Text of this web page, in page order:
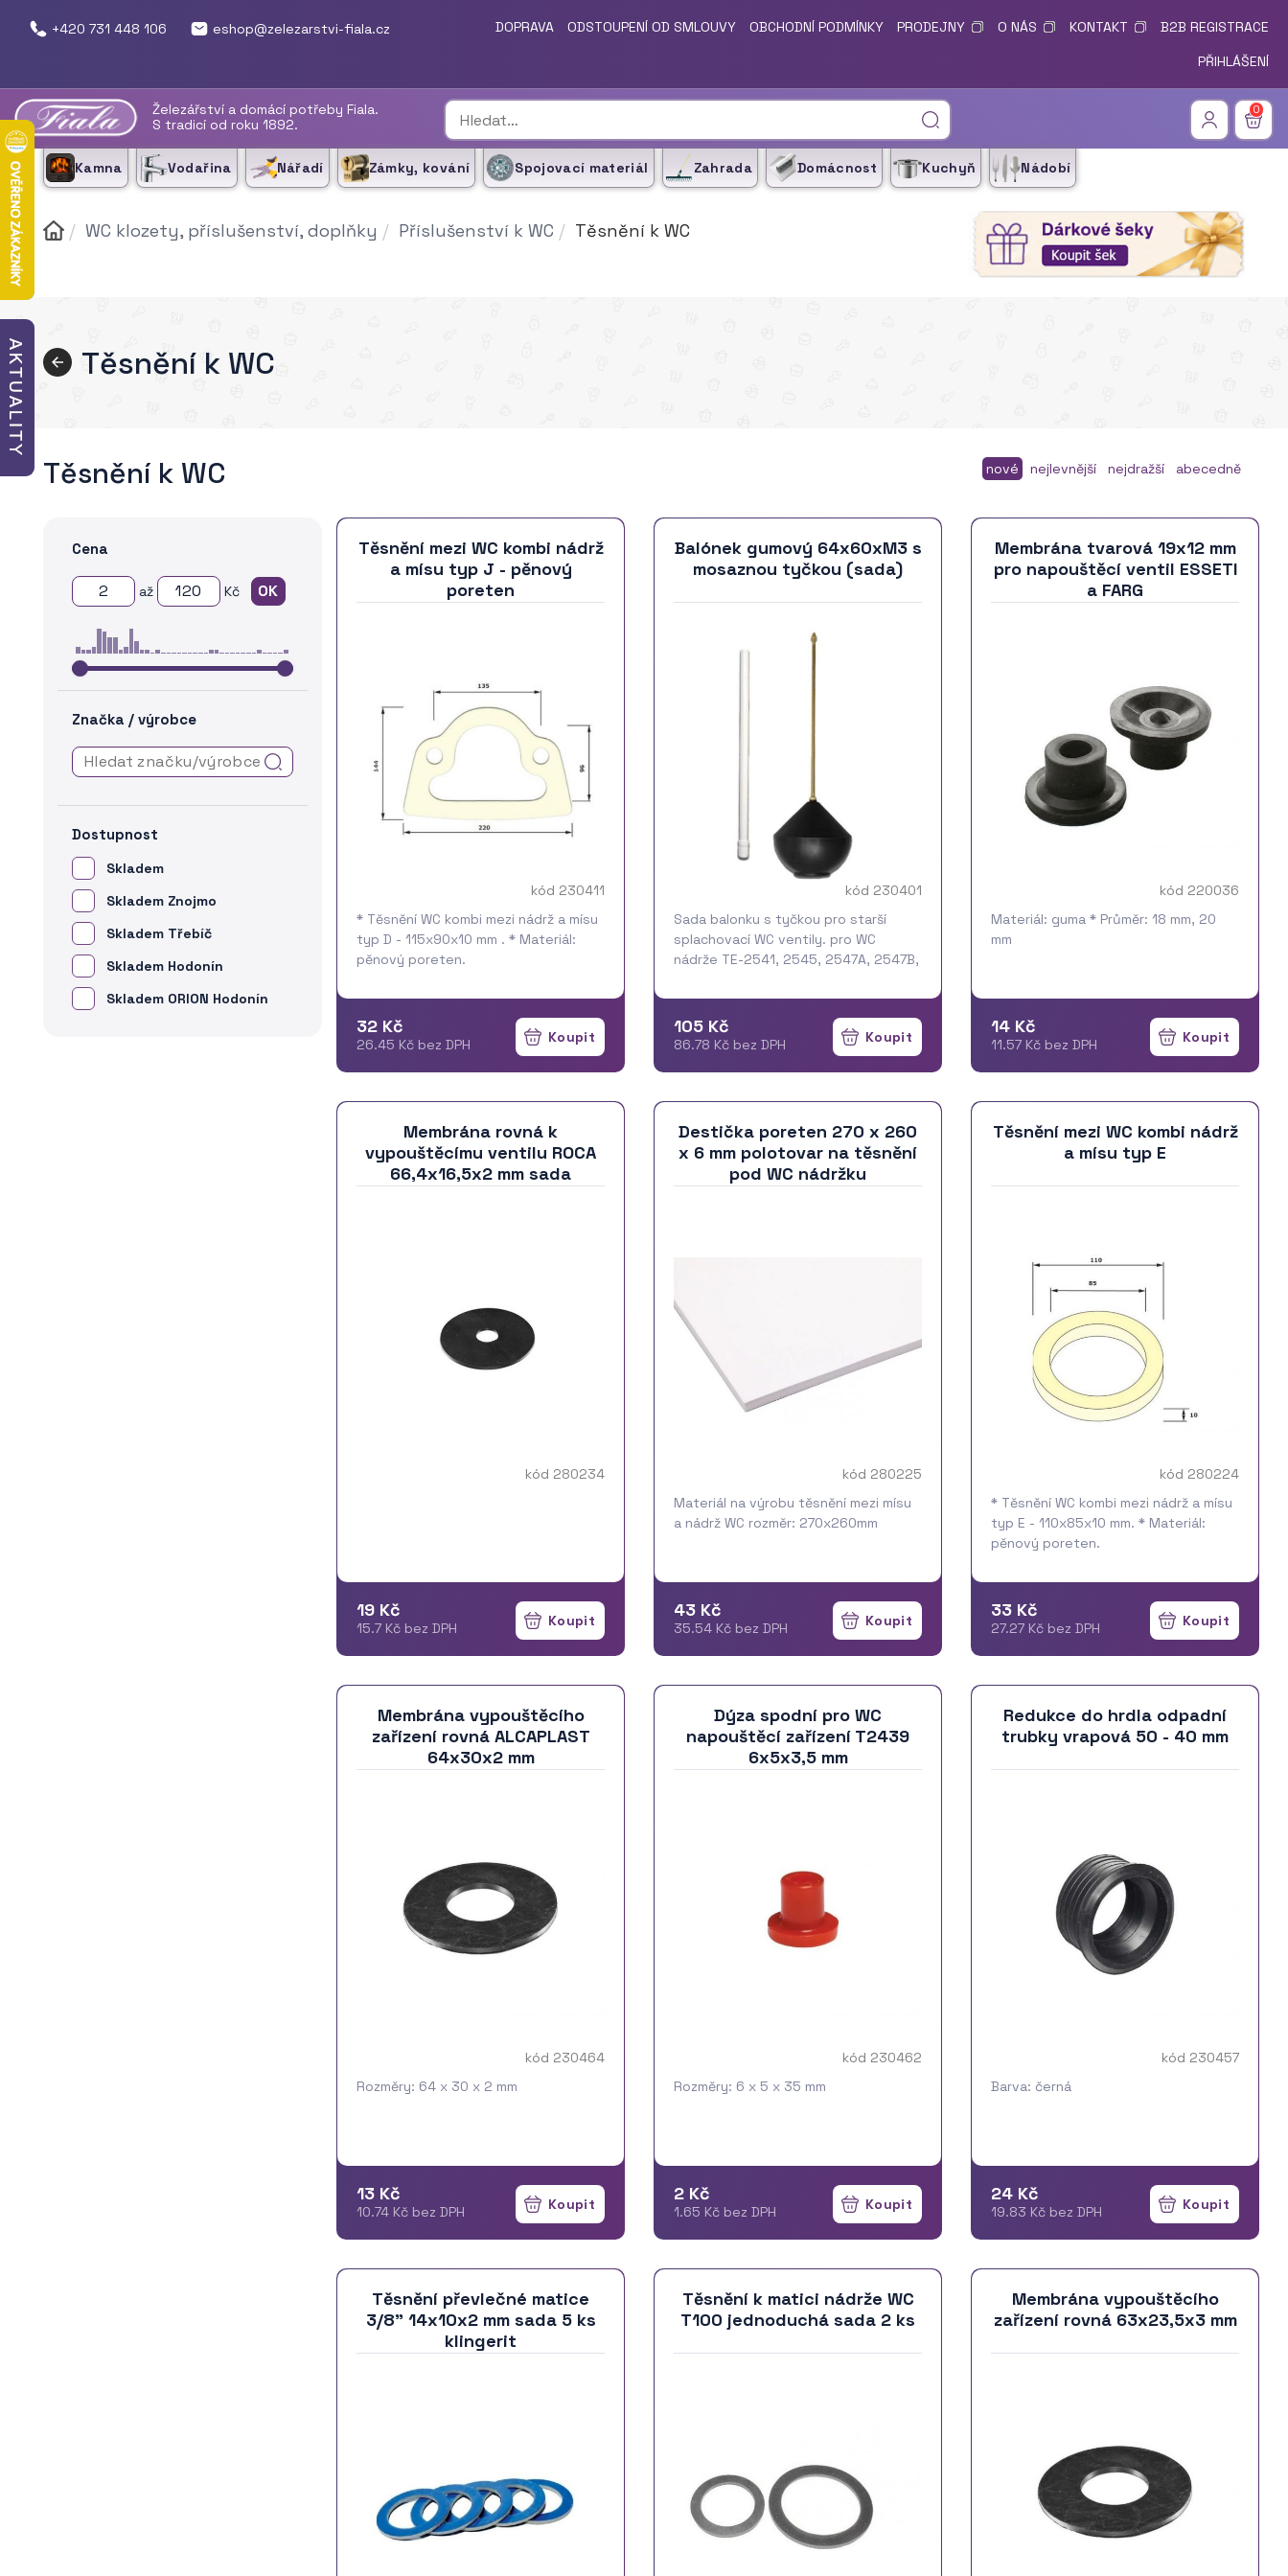
+420 731 448 106 eshop@zelezarstvi-fiala.cz DOPRAVA ODSTOUPENÍ OD SMLOUVY OBCHODNÍ PODMÍNKY PRODEJNY O NÁS KONTAKT
B2B REGISTRACE
PŘIHLÁŠENÍ
Železářství a domácí potřeby Fiala.
S tradicí od roku 1892.
0
Kamna Vodařina Nářadí Zámky, kování Spojovací materiál Zahrada Domácnost Kuchyň Nádobí
WC klozety, příslušenství, doplňky Příslušenství k WC Těsnění k WC
Těsnění k WC
Těsnění k WC nové nejlevnější nejdražší abecedně
Cena
až Kč
Značka / výrobce
Dostupnost
Skladem
Skladem Znojmo
Skladem Třebíč
Skladem Hodonín
Skladem ORION Hodonín
Těsnění mezi WC kombi nádrž
a mísu typ J - pěnový
poreten
kód 230411
* Těsnění WC kombi mezi nádrž a mísu
typ D - 115x90x10 mm . * Materiál:
pěnový poreten.
32 Kč
26.45 Kč bez DPH
Balónek gumový 64x60xM3 s
mosaznou tyčkou (sada)
kód 230401
Sada balonku s tyčkou pro starší
splachovací WC ventily. pro WC
nádrže TE-2541, 2545, 2547A, 2547B,
mosaznou tyčí plastová tyčka
105 Kč
86.78 Kč bez DPH
Membrána tvarová 19x12 mm
pro napouštěcí ventil ESSETI
a FARG
kód 220036
Materiál: guma * Průměr: 18 mm, 20
mm
14 Kč
11.57 Kč bez DPH
Membrána rovná k
vypouštěcímu ventilu ROCA
66,4x16,5x2 mm sada
kód 280234
19 Kč
15.7 Kč bez DPH
Destička poreten 270 x 260
x 6 mm polotovar na těsnění
pod WC nádržku
kód 280225
Materiál na výrobu těsnění mezi mísu
a nádrž WC rozměr: 270x260mm
43 Kč
35.54 Kč bez DPH
Těsnění mezi WC kombi nádrž
a mísu typ E
kód 280224
* Těsnění WC kombi mezi nádrž a mísu
typ E - 110x85x10 mm. * Materiál:
pěnový poreten.
33 Kč
27.27 Kč bez DPH
Membrána vypouštěcího
zařízení rovná ALCAPLAST
64x30x2 mm
kód 230464
Rozměry: 64 x 30 x 2 mm
13 Kč
10.74 Kč bez DPH
Dýza spodní pro WC
napouštěcí zařízení T2439
6x5x3,5 mm
kód 230462
Rozměry: 6 x 5 x 35 mm
2 Kč
1.65 Kč bez DPH
Redukce do hrdla odpadní
trubky vrapová 50 - 40 mm
kód 230457
Barva: černá
24 Kč
19.83 Kč bez DPH
Těsnění převlečné matice
3/8" 14x10x2 mm sada 5 ks
klingerit
Těsnění k matici nádrže WC
T100 jednoduchá sada 2 ks
Membrána vypouštěcího
zařízení rovná 63x23,5x3 mm